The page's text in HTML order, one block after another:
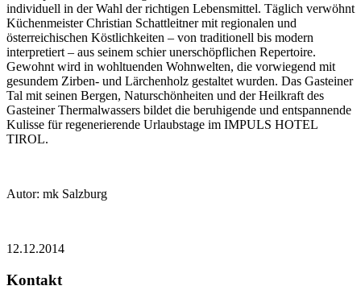
individuell in der Wahl der richtigen Lebensmittel. Täglich verwöhnt
Küchenmeister Christian Schattleitner mit regionalen und
österreichischen Köstlichkeiten – von traditionell bis modern
interpretiert – aus seinem schier unerschöpflichen Repertoire.
Gewohnt wird in wohltuenden Wohnwelten, die vorwiegend mit
gesundem Zirben- und Lärchenholz gestaltet wurden. Das Gasteiner
Tal mit seinen Bergen, Naturschönheiten und der Heilkraft des
Gasteiner Thermalwassers bildet die beruhigende und entspannende
Kulisse für regenerierende Urlaubstage im IMPULS HOTEL
TIROL.
Autor: mk Salzburg
12.12.2014
Kontakt